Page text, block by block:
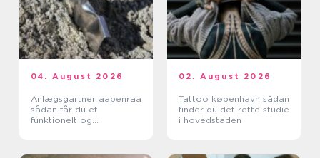
04. August 2026
Anlægsgartner aabenraa
sådan får du et
funktionelt og
02. August 2026
Tattoo københavn sådan
finder du det rette studie
i hovedstaden